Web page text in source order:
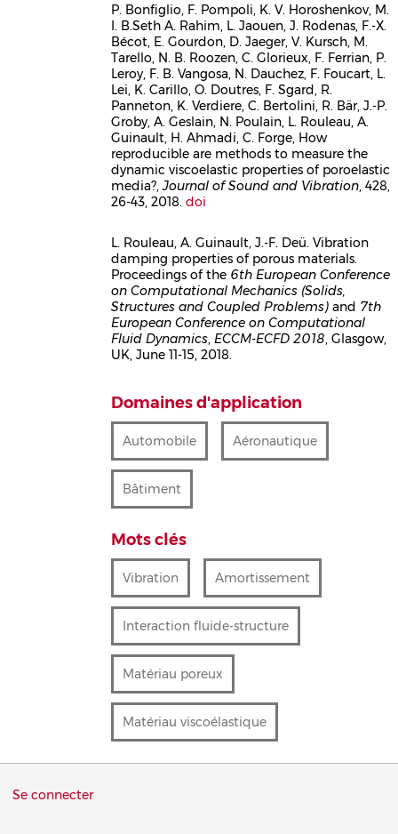
Corps
P. Bonfiglio, F. Pompoli, K. V. Horoshenkov, M.
I. B.Seth A. Rahim, L. Jaouen, J. Rodenas, F.-X.
Bécot, E. Gourdon, D. Jaeger, V. Kursch, M.
Tarello, N. B. Roozen, C. Glorieux, F. Ferrian, P.
Leroy, F. B. Vangosa, N. Dauchez, F. Foucart, L.
Lei, K. Carillo, O. Doutres, F. Sgard, R.
Panneton, K. Verdiere, C. Bertolini, R. Bär, J.-P.
Groby, A. Geslain, N. Poulain, L. Rouleau, A.
Guinault, H. Ahmadi, C. Forge, How
reproducible are methods to measure the
dynamic viscoelastic properties of poroelastic
media?,Journal of Sound and Vibration , 428,
26-43, 2018.doi
Corps
L. Rouleau, A. Guinault, J.-F. Deü. Vibration
damping properties of porous materials.
Proceedings of the 6th European Conference
on Computational Mechanics (Solids,
Structures and Coupled Problems) and 7th
European Conference on Computational
Fluid Dynamics ECCM-ECFD 2018 , Glasgow,
UK, June 11-15, 2018.
Domaines d'application
Automobile Aéronautique
Bâtiment
Mots clés
Vibration Amortissement
Interaction fluide-structure
Matériau poreux
Matériau viscoélastique
Menu
Se connecter